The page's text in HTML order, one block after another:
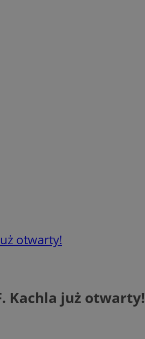
otwarty!
Kachla już otwarty!